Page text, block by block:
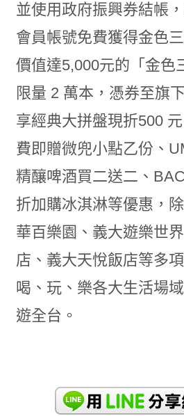
並使用政府振興券結帳
會員帳號免費獲得金色
價值達5,000元的「金色
限量 2 萬本，憑券至旗
享經典大拼盤現折500
費即贈微兜小點乙份、
精釀啤酒買二送二、
折加購冰淇淋等優惠，
華百樂園、義大遊樂世
店、義大天悅飯店等多
喝、玩、樂各大生活場
遊全台。